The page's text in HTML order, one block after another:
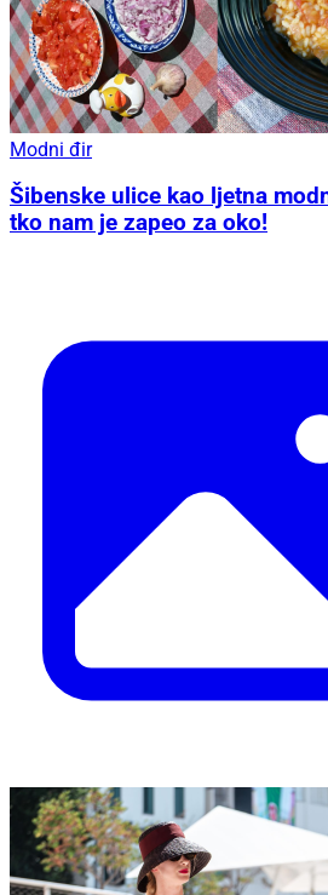
Modni đir
Šibenske ulice kao ljetna
tko nam je zapeo za oko!